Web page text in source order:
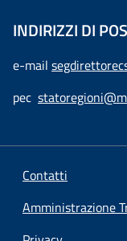
INDIRIZZI DI
e-mail
pec
Contatti
Amministrazione